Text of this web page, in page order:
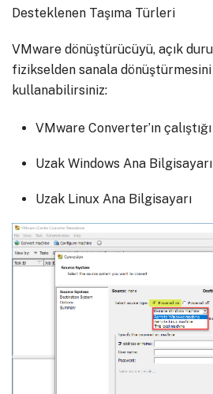
Desteklenen Taşıma Türleri
VMware dönüştürücüyü, açık
fizikselden sanala
kullanabilirsiniz:
VMware Converter’ın
Uzak Windows Ana Bilgisayarı
Uzak Linux Ana Bilgisayarı